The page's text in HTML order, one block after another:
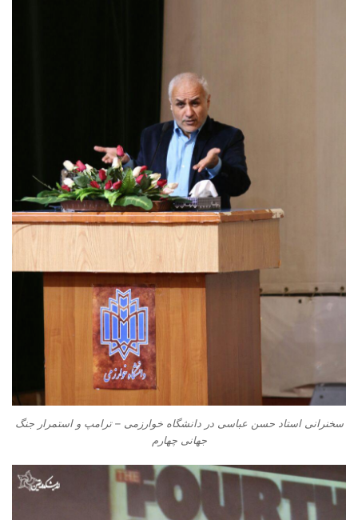
سخنرانی استاد حسن عباسی در دانشگاه خوارزمی – ترامپ و استمرار جنگ
جهانی چهارم